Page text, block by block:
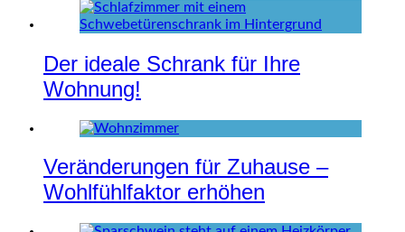
Der ideale Schrank für Ihre
Wohnung!
Veränderungen für Zuhause –
Wohlfühlfaktor erhöhen